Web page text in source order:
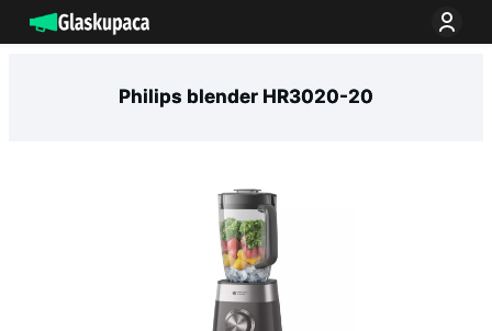
na
Philips blender HR3020-20